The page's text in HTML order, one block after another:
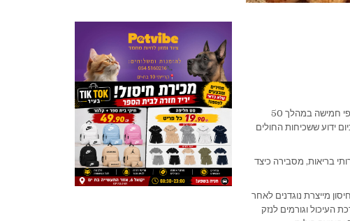
בשנים האחרונות אנו עדים לעלייה משמעותית באבחון מחלת הצליאק. שכיחות המחלה עלתה פי חמישה במהלך 50
ידוע ששכיחות החולים
בריאות, מסבירה כיצד
מייצרת נוגדנים לאחר
העיכול וגורמים לנזק